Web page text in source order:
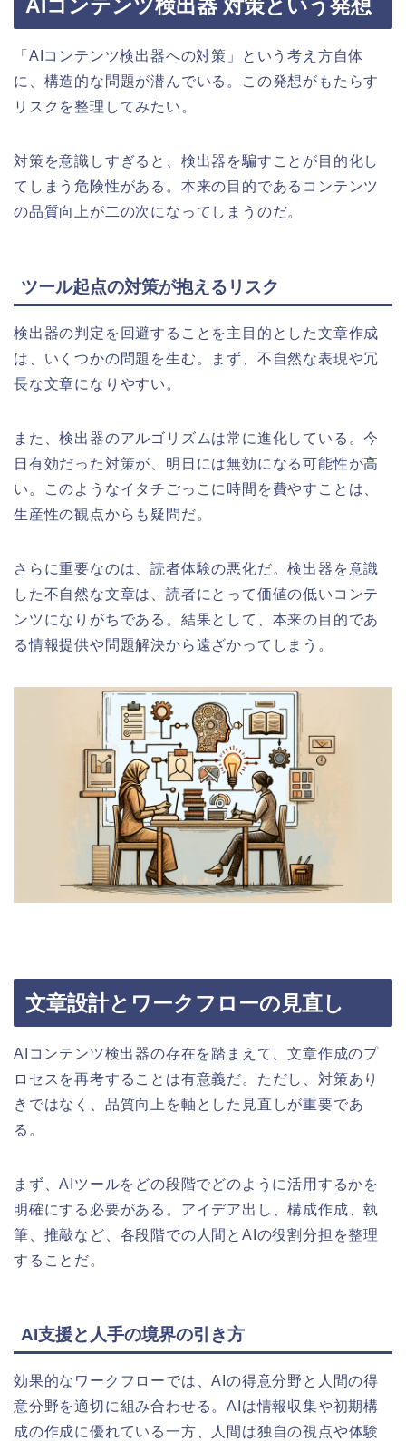
AIコンテンツ検出器 対策という発想
「AIコンテンツ検出器への対策」という考え方自体
に、構造的な問題が潜んでいる。この発想がもたらす
リスクを整理してみたい。
対策を意識しすぎると、検出器を騙すことが目的化し
てしまう危険性がある。本来の目的であるコンテンツ
の品質向上が二の次になってしまうのだ。
ツール起点の対策が抱えるリスク
検出器の判定を回避することを主目的とした文章作成
は、いくつかの問題を生む。まず、不自然な表現や冗
長な文章になりやすい。
また、検出器のアルゴリズムは常に進化している。今
日有効だった対策が、明日には無効になる可能性が高
い。このようなイタチごっこに時間を費やすことは、
生産性の観点からも疑問だ。
さらに重要なのは、読者体験の悪化だ。検出器を意識
した不自然な文章は、読者にとって価値の低いコンテ
ンツになりがちである。結果として、本来の目的であ
る情報提供や問題解決から遠ざかってしまう。
文章設計とワークフローの見直し
AIコンテンツ検出器の存在を踏まえて、文章作成のプ
ロセスを再考することは有意義だ。ただし、対策あり
きではなく、品質向上を軸とした見直しが重要であ
る。
まず、AIツールをどの段階でどのように活用するかを
明確にする必要がある。アイデア出し、構成作成、執
筆、推敲など、各段階での人間とAIの役割分担を整理
することだ。
AI支援と人手の境界の引き方
効果的なワークフローでは、AIの得意分野と人間の得
意分野を適切に組み合わせる。AIは情報収集や初期構
成の作成に優れている一方、人間は独自の視点や体験